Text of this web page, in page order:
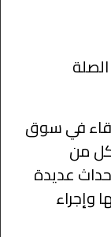
في سوق
كل من
عديدة
وإجراء